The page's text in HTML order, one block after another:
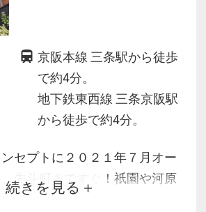
京阪本線 三条駅から徒歩
で約4分。
地下鉄東西線 三条京阪駅
から徒歩で約4分。
セプトに２０２１年７月オー
先斗町まですぐ！祇園や河原
。ＡＲＵから始まる京の旅。
続きを見る